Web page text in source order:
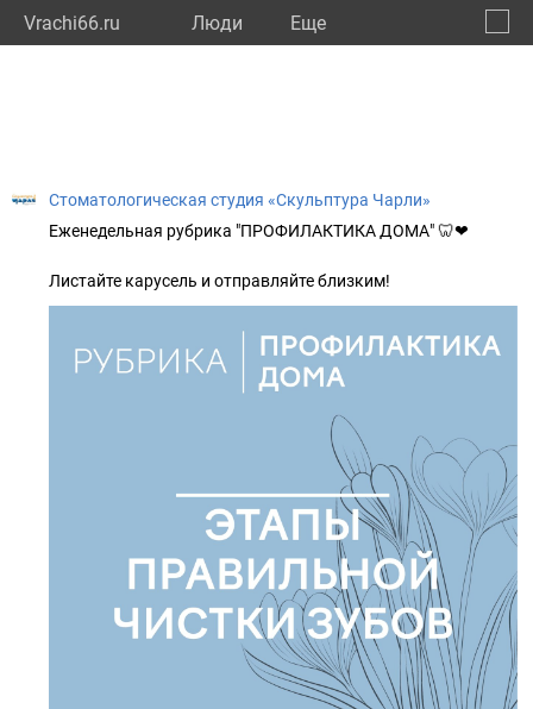
Vrachi66.ru Люди Eще
Стоматологическая студия «Скульптура Чарли»
Еженедельная рубрика "ПРОФИЛАКТИКА ДОМА" 🦷❤
Листайте карусель и отправляйте близким!